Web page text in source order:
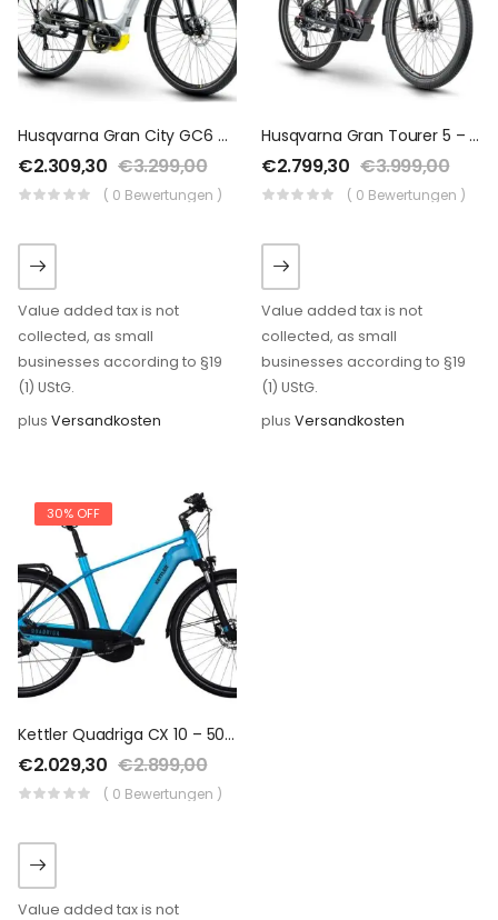
Husqvarna Gran City GC6 – 504 Wh – 2019 – 28 Zoll – Tiefeinsteiger
€2.309,30 €3.299,00
( 0 Bewertungen )
Value added tax is not
collected, as small
businesses according to §19
(1) UStG.
plus Versandkosten
Husqvarna Gran Tourer 5 – 630 Wh – 2020 – 27,5 Plus Zoll – Diamant
€2.799,30 €3.999,00
( 0 Bewertungen )
Value added tax is not
collected, as small
businesses according to §19
(1) UStG.
plus Versandkosten
30% OFF
Kettler Quadriga CX 10 – 500 Wh – 2019 – 28 Zoll – Diamant
€2.029,30 €2.899,00
( 0 Bewertungen )
Value added tax is not